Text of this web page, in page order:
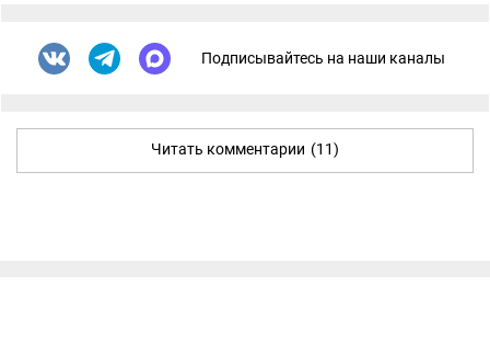
Подписывайтесь на наши каналы
Читать комментарии (11)